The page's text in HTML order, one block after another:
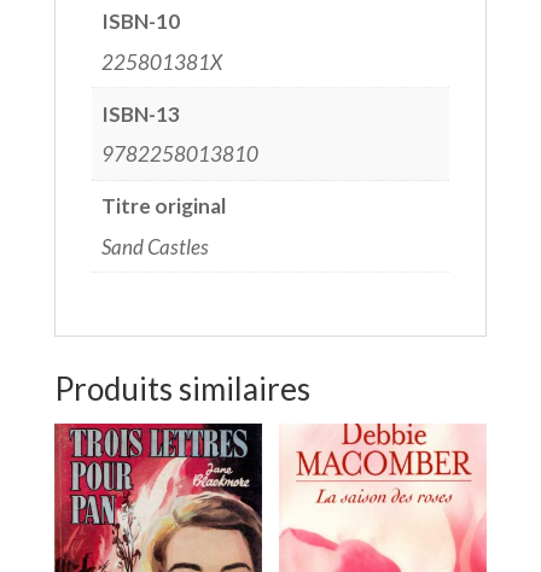
ISBN-10
225801381X
ISBN-13
9782258013810
Titre original
Sand Castles
Produits similaires